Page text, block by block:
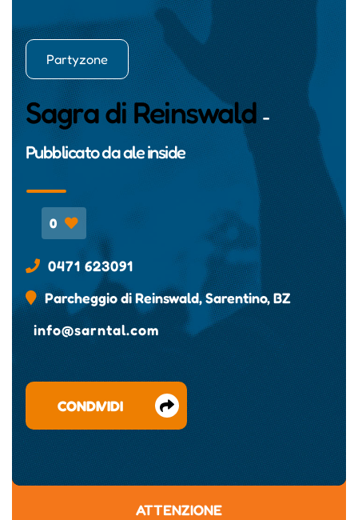
Partyzone
Sagra di Reinswald-
Pubblicato daale inside
0
0471 623091
Parcheggio di Reinswald, Sarentino, BZ
info@sarntal.com
CONDIVIDI
ATTENZIONE